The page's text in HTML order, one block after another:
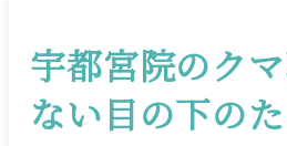
宇都宮院のク
ない目の下のた